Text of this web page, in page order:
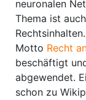
neuronalen
Thema ist
Motto Recht
beschäftigt
abgewendet.
schon zu